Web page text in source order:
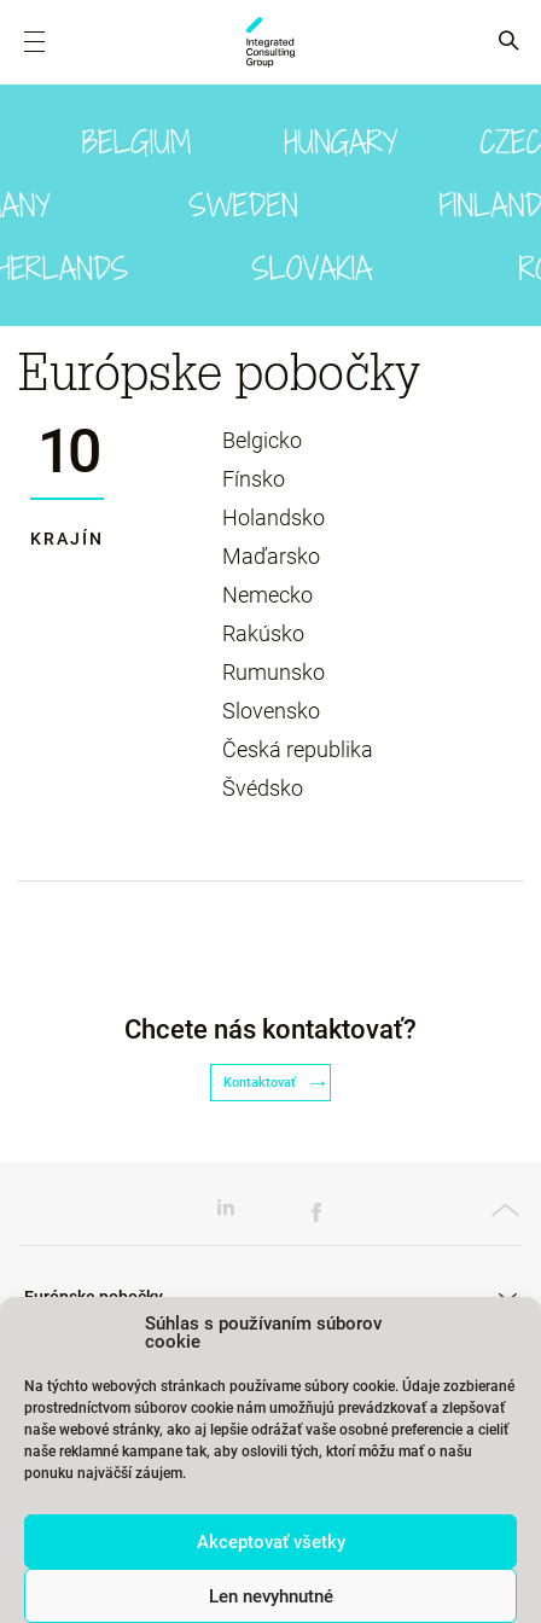
Súhlas s používaním súborov
cookie
Na týchto webových stránkach používame súbory cookie. Údaje zozbierané
prostredníctvom súborov cookie nám umožňujú prevádzkovať a zlepšovať
naše webové stránky, ako aj lepšie odrážať vaše osobné preferencie a cieliť
naše reklamné kampane tak, aby oslovili tých, ktorí môžu mať o našu
ponuku najväčší záujem.
Akceptovať všetky
Len nevyhnutné
Európske pobočky
10
KRAJÍN
Belgicko
Fínsko
Holandsko
Maďarsko
Nemecko
Rakúsko
Rumunsko
Slovensko
Česká republika
Švédsko
Chcete nás kontaktovať?
Kontaktovať
Európske pobočky
Školenia